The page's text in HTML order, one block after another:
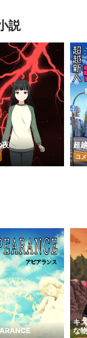
説
夜 超
コ
キ
な